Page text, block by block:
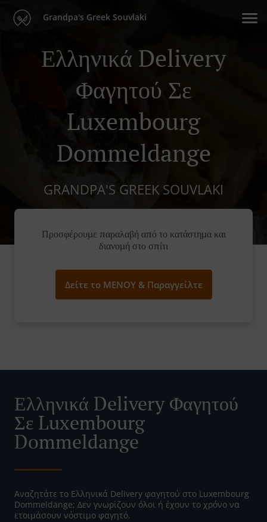
Grandpa's Greek Souvlaki
Ελληνικά Delivery
Φαγητού Σε
Luxembourg
Dommeldange
GRANDPA'S GREEK SOUVLAKI
Προσφέρουμε παραλαβή από το κατάστημα και
διανομή στο σπίτι
Δείτε το ΜΕΝΟΥ & Παραγγείλτε
Ελληνικά Delivery Φαγητού
Σε Luxembourg
Dommeldange
Αναζητάτε το Ελληνικά Delivery φαγητού στο Luxembourg
Dommeldange; Δεν γνωρίζουν όλοι ή έχουν το χρόνο να
ετοιμάσουν νόστιμο φαγητό.